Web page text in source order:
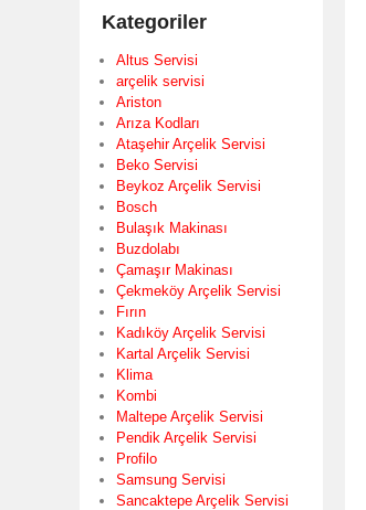
Kategoriler
Altus Servisi
arçelik servisi
Ariston
Arıza Kodları
Ataşehir Arçelik Servisi
Beko Servisi
Beykoz Arçelik Servisi
Bosch
Bulaşık Makinası
Buzdolabı
Çamaşır Makinası
Çekmeköy Arçelik Servisi
Fırın
Kadıköy Arçelik Servisi
Kartal Arçelik Servisi
Klima
Kombi
Maltepe Arçelik Servisi
Pendik Arçelik Servisi
Profilo
Samsung Servisi
Sancaktepe Arçelik Servisi